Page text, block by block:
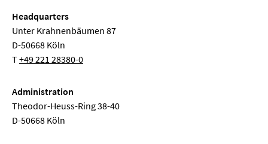
Headquarters
Unter Krahnenbäumen 87
D-50668 Köln
T+49 221 28380-0
Administration
Theodor-Heuss-Ring 38-40
D-50668 Köln